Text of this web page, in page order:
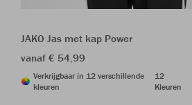
JAKO Jas met kap Power
vanaf € 54,99
Verkrijgbaar in 12 verschillende
kleuren
12
Kleuren